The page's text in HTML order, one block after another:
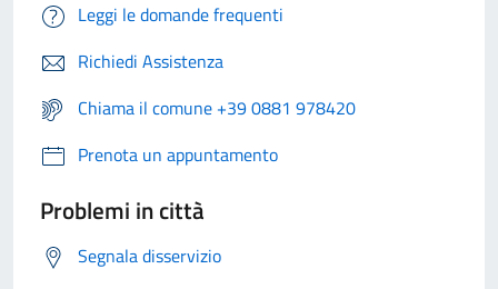
Leggi le domande frequenti
Richiedi Assistenza
Chiama il comune +39 0881 978420
Prenota un appuntamento
Problemi in città
Segnala disservizio